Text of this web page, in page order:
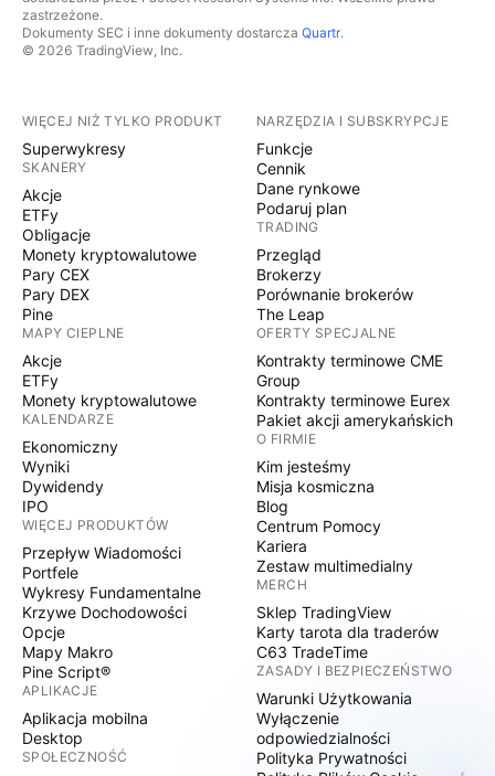
zastrzeżone.
Dokumenty SEC i inne dokumenty dostarcza Quartr.
© 2026 TradingView, Inc.
WIĘCEJ NIŻ TYLKO PRODUKT
Superwykresy
SKANERY
Akcje
ETFy
Obligacje
Monety kryptowalutowe
Pary CEX
Pary DEX
Pine
MAPY CIEPLNE
Akcje
ETFy
Monety kryptowalutowe
KALENDARZE
Ekonomiczny
Wyniki
Dywidendy
IPO
WIĘCEJ PRODUKTÓW
Przepływ Wiadomości
Portfele
Wykresy Fundamentalne
Krzywe Dochodowości
Opcje
Mapy Makro
Pine Script®
APLIKACJE
Aplikacja mobilna
Desktop
SPOŁECZNOŚĆ
NARZĘDZIA I SUBSKRYPCJE
Funkcje
Cennik
Dane rynkowe
Podaruj plan
TRADING
Przegląd
Brokerzy
Porównanie brokerów
The Leap
OFERTY SPECJALNE
Kontrakty terminowe CME
Group
Kontrakty terminowe Eurex
Pakiet akcji amerykańskich
O FIRMIE
Kim jesteśmy
Misja kosmiczna
Blog
Centrum Pomocy
Kariera
Zestaw multimedialny
MERCH
Sklep TradingView
Karty tarota dla traderów
C63 TradeTime
ZASADY I BEZPIECZEŃSTWO
Warunki Użytkowania
Wyłączenie
odpowiedzialności
Polityka Prywatności